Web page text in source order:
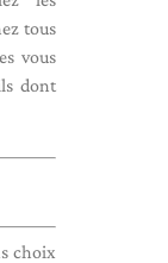
tous
vous
dont
choix